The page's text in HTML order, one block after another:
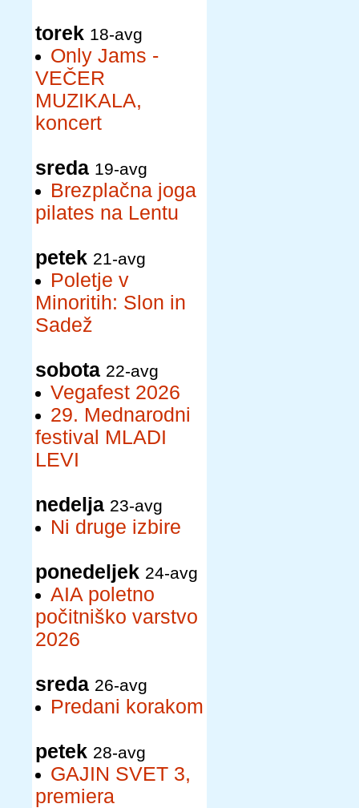
torek 18-avg
Only Jams -
VEČER
MUZIKALA,
koncert
sreda 19-avg
Brezplačna joga
pilates na Lentu
petek 21-avg
Poletje v
Minoritih: Slon in
Sadež
sobota 22-avg
Vegafest 2026
29. Mednarodni
festival MLADI
LEVI
nedelja 23-avg
Ni druge izbire
ponedeljek 24-avg
AIA poletno
počitniško varstvo
2026
sreda 26-avg
Predani korakom
petek 28-avg
GAJIN SVET 3,
premiera